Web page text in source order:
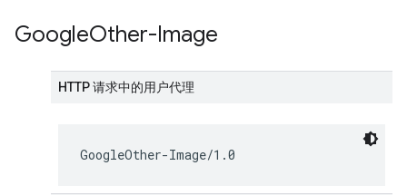
GoogleOther-Image
HTTP 请求中的用户代理
GoogleOther-Image/1.0